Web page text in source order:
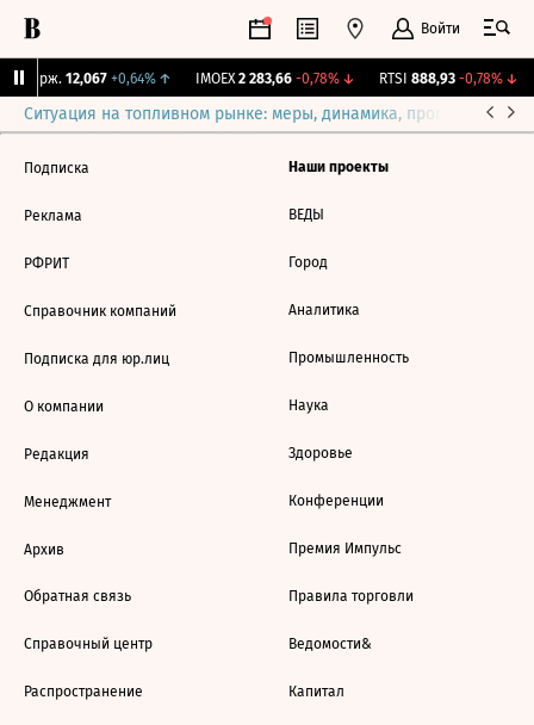
Войти
Бирж. 12,067 +0,64%↑ IMOEX 2 283,66 -0,78%↓ RTSI 888,93 -0,78%↓
Ситуация на топливном рынке: меры, динамика, прогнозы
Подписка
Реклама
РФРИТ
Справочник компаний
Подписка для юр.лиц
О компании
Редакция
Менеджмент
Архив
Обратная связь
Справочный центр
Распространение
Наши проекты
ВЕДЫ
Город
Аналитика
Промышленность
Наука
Здоровье
Конференции
Премия Импульс
Правила торговли
Ведомости&
Капитал